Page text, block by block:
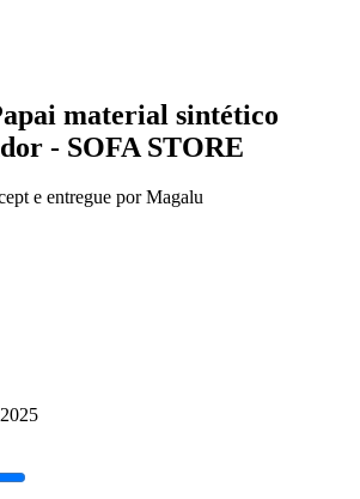
material sintético
- SOFA STORE
e entregue por Magalu